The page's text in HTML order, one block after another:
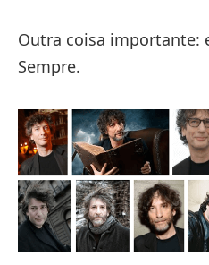
Outra coisa importante:
Sempre.